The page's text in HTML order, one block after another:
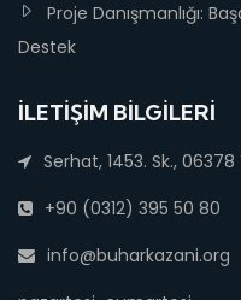
Proje Danışmanlığı:
Destek
İLETIŞIM BILGILERI
Serhat, 1453. Sk.,
+90 (0312) 395 50 80
info@buharkazani.org